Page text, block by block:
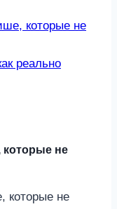
которые не
реально
не